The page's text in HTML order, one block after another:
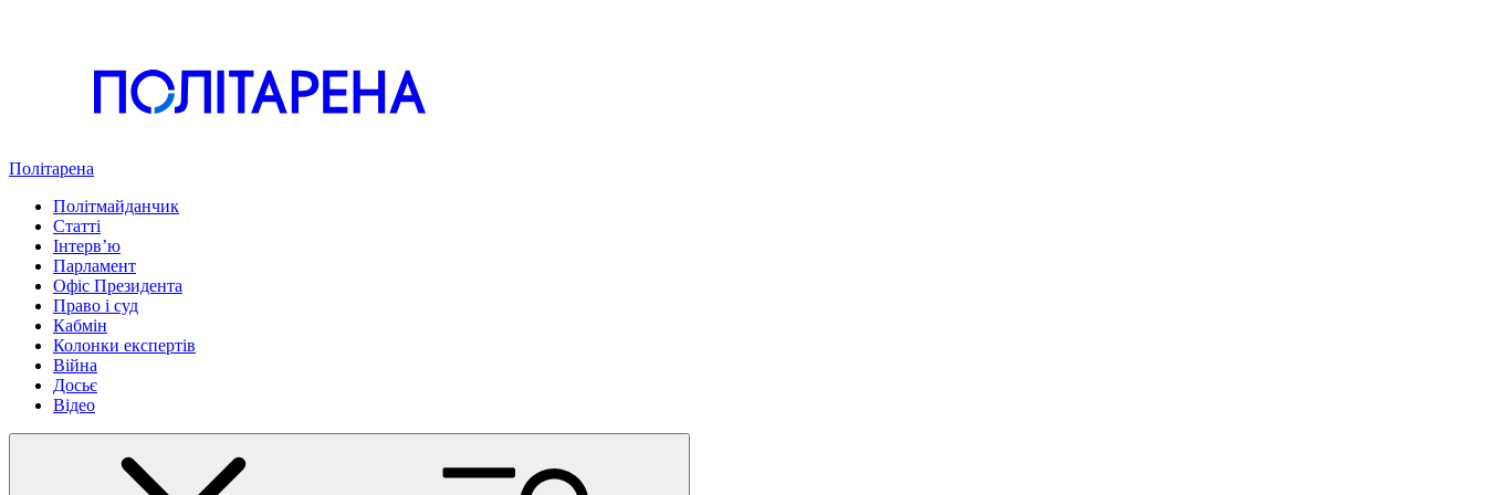
Політарена
Політмайданчик
Статті
Інтервʼю
Парламент
Офіс Президента
Право і суд
Кабмін
Колонки експертів
Війна
Досьє
Відео